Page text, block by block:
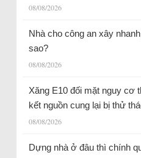
08/08/2026
Nhà cho công an xây
sao?
08/08/2026
Xăng E10 đối mặt nguy cơ
kết nguồn cung lại bị thử
08/08/2026
Dựng nhà ở đâu thì chính